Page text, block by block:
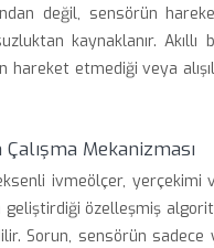
değil, sensörün
kaynaklanır.
hareket etmediği veya
Mekanizması
ivmeölçer,
geliştirdiği özelleşmiş
Sorun, sensörün